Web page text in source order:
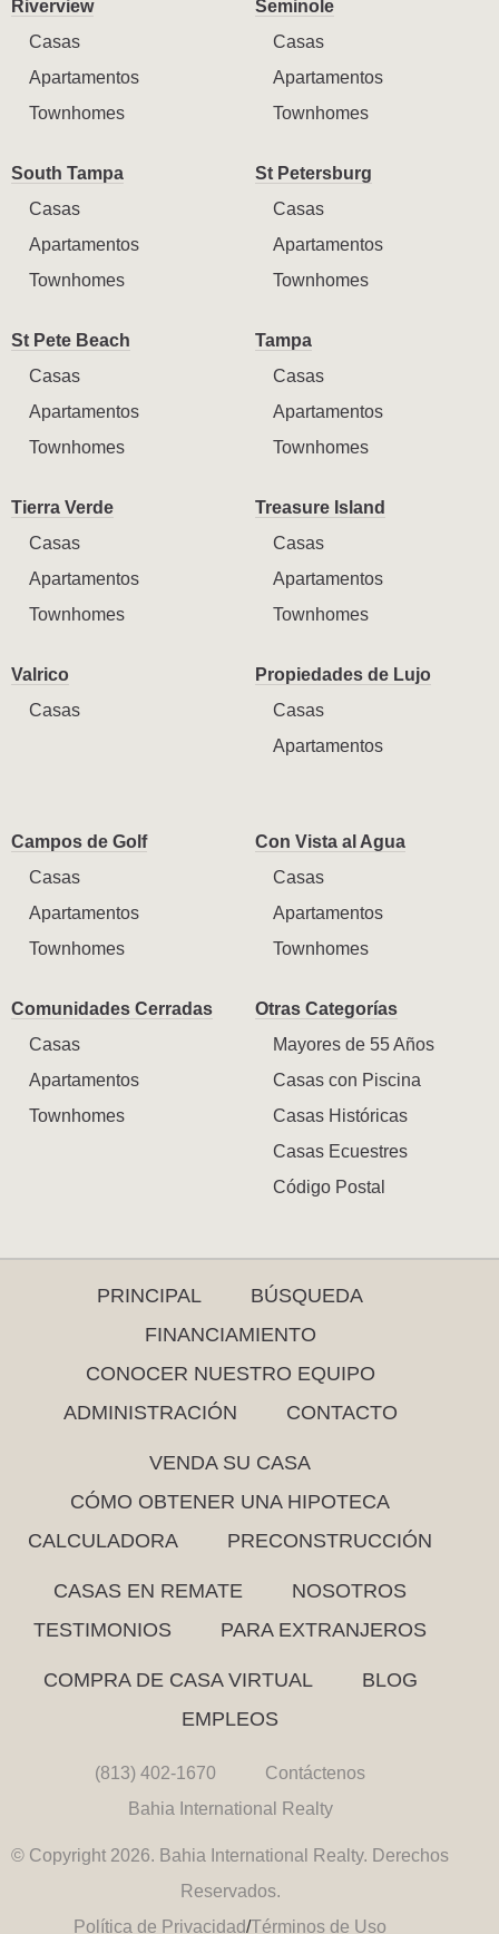
Riverview
Casas
Apartamentos
Townhomes
Seminole
Casas
Apartamentos
Townhomes
South Tampa
Casas
Apartamentos
Townhomes
St Petersburg
Casas
Apartamentos
Townhomes
St Pete Beach
Casas
Apartamentos
Townhomes
Tampa
Casas
Apartamentos
Townhomes
Tierra Verde
Casas
Apartamentos
Townhomes
Treasure Island
Casas
Apartamentos
Townhomes
Valrico
Casas
Propiedades de Lujo
Casas
Apartamentos
Campos de Golf
Casas
Apartamentos
Townhomes
Con Vista al Agua
Casas
Apartamentos
Townhomes
Comunidades Cerradas
Casas
Apartamentos
Townhomes
Otras Categorías
Mayores de 55 Años
Casas con Piscina
Casas Históricas
Casas Ecuestres
Código Postal
PRINCIPAL
BÚSQUEDA
FINANCIAMIENTO
CONOCER NUESTRO EQUIPO
ADMINISTRACIÓN
CONTACTO
VENDA SU CASA
CÓMO OBTENER UNA HIPOTECA
CALCULADORA
PRECONSTRUCCIÓN
CASAS EN REMATE
NOSOTROS
TESTIMONIOS
PARA EXTRANJEROS
COMPRA DE CASA VIRTUAL
BLOG
EMPLEOS
(813) 402-1670
Contáctenos
Bahia International Realty
© Copyright 2026. Bahia International Realty. Derechos
Reservados.
Política de Privacidad/Términos de Uso